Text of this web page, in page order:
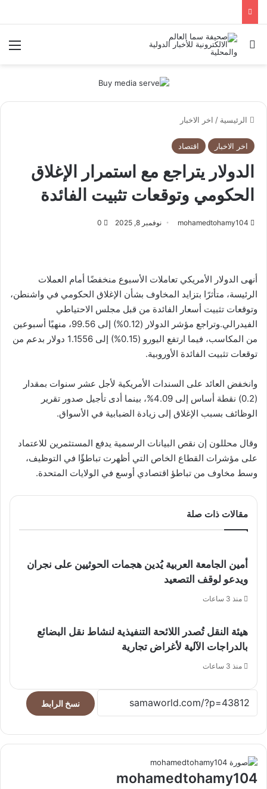
بحث عن
الرئيسية / اخر الاخبار
اخر الاخبار اقتصاد
الدولار يتراجع مع استمرار الإغلاق
الحكومي وتوقعات تثبيت الفائدة
mohamedtohamy104 نوفمبر 8, 2025 0
أنهى الدولار الأمريكي تعاملات الأسبوع منخفضًا أمام العملات
الرئيسة، متأثرًا بتزايد المخاوف بشأن الإغلاق الحكومي في واشنطن،
وتوقعات تثبيت أسعار الفائدة من قبل مجلس الاحتياطي
الفيدرالي.وتراجع مؤشر الدولار (0.12%) إلى 99.56، منهيًا أسبوعين
من المكاسب، فيما ارتفع اليورو (0.15%) إلى 1.1556 دولار بدعم من
توقعات تثبيت الفائدة الأوروبية.
وانخفض العائد على السندات الأمريكية لأجل عشر سنوات بمقدار
(0.2) نقطة أساس إلى 4.09%، بينما أدى تأجيل صدور تقرير
الوظائف بسبب الإغلاق إلى زيادة الضبابية في الأسواق.
وقال محللون إن نقص البيانات الرسمية يدفع المستثمرين للاعتماد
على مؤشرات القطاع الخاص التي أظهرت تباطؤًا في التوظيف،
وسط مخاوف من تباطؤ اقتصادي أوسع في الولايات المتحدة.
مقالات ذات صلة
أمين الجامعة العربية يُدين هجمات الحوثيين على نجران
ويدعو لوقف التصعيد
منذ 3 ساعات
هيئة النقل تُصدر اللائحة التنفيذية لنشاط نقل البضائع
بالدراجات الآلية لأغراض تجارية
منذ 3 ساعات
نسخ الرابط
mohamedtohamy104